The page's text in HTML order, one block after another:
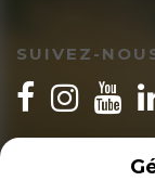
SUIVEZ-